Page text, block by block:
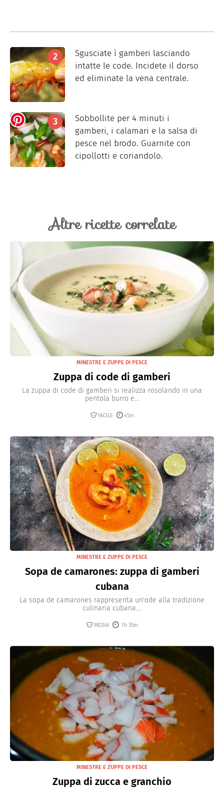
Sgusciate ì gamberi lasciando
intatte le code. Incidete il dorso
ed eliminate la vena centrale.
Sobbollite per 4 minuti i
gamberi, i calamari e la salsa di
pesce nel brodo. Guarnite con
cipollotti e coriandolo.
Altre ricette correlate
MINESTRE E ZUPPE DI PESCE
Zuppa di code di gamberi
La zuppa di code di gamberi si realizza rosolando in una
pentola burro e...
FACILE 45m
MINESTRE E ZUPPE DI PESCE
Sopa de camarones: zuppa di gamberi
cubana
La sopa de camarones rappresenta un'ode alla tradizione
culinaria cubana....
MEDIA 1h 35m
MINESTRE E ZUPPE DI PESCE
Zuppa di zucca e granchio